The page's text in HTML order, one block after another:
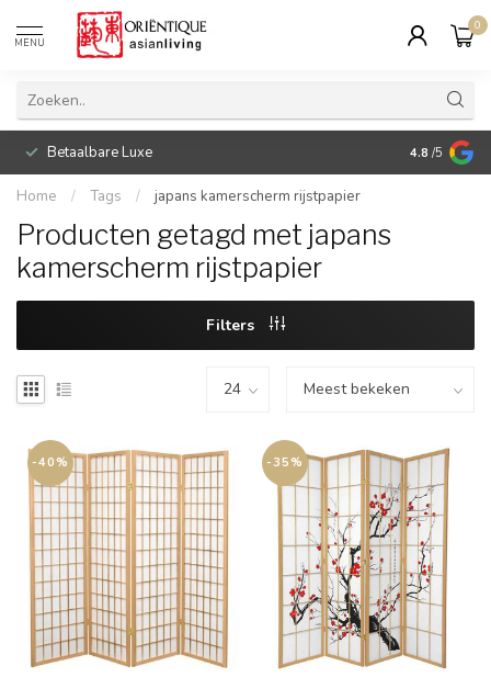
MENU
0
Betaalbare Luxe 4.8 /5
Home / Tags / japans kamerscherm rijstpapier
Producten getagd met japans
kamerscherm rijstpapier
Filters
-40% -35%